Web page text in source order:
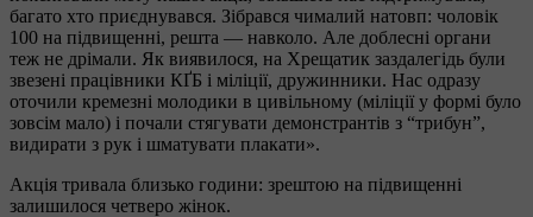
багато хто приєднувався. Зібрався чималий натовп: чоловік
100 на підвищенні, решта — навколо. Але доблесні органи
теж не дрімали. Як виявилося, на Хрещатик заздалегідь були
звезені працівники КҐБ і міліції, дружинники. Нас одразу
оточили кремезні молодики в цивільному (міліції у формі було
зовсім мало) і почали стягувати демонстрантів з “трибун”,
видирати з рук і шматувати плакати».
Акція тривала близько години: зрештою на підвищенні
залишилося четверо жінок.